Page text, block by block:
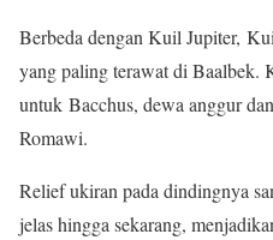
Berbeda dengan Kuil Jupiter,
yang paling terawat di Baalbek.
untuk Bacchus, dewa anggur
Romawi.
Relief ukiran pada dindingnya
jelas hingga sekarang,